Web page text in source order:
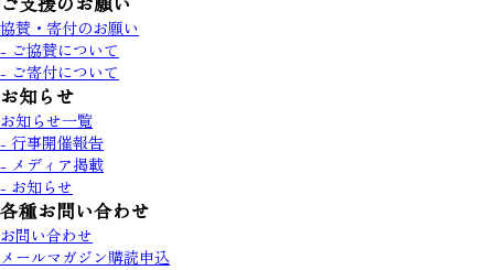
協賛・寄付のお願い
- ご協賛について
- ご寄付について
お知らせ
お知らせ一覧
- 行事開催報告
- メディア掲載
- お知らせ
各種お問い合わせ
お問い合わせ
メールマガジン購読申込